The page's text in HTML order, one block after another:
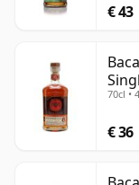
€ 43
70cl •
€ 36